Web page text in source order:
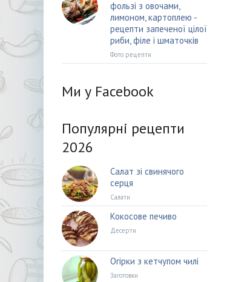
фользі з овочами,
лимоном, картоплею -
рецепти запеченої цілої
риби, філе і шматочків
Фото рецепти
Ми у Facebook
Популярні рецепти
2026
Салат зі свинячого
серця
Салати
Кокосове печиво
Десерти
Огірки з кетчупом чилі
Заготовки